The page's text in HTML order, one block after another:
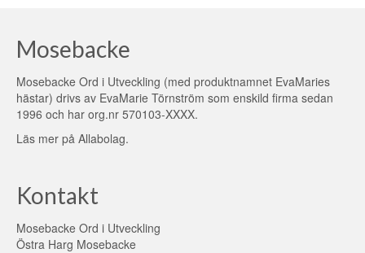
Mosebacke
Mosebacke Ord i Utveckling (med produktnamnet EvaMaries
hästar) drivs av EvaMarie Törnström som enskild firma sedan
1996 och har org.nr 570103-XXXX.
Läs mer på Allabolag.
Kontakt
Mosebacke Ord i Utveckling
Östra Harg Mosebacke